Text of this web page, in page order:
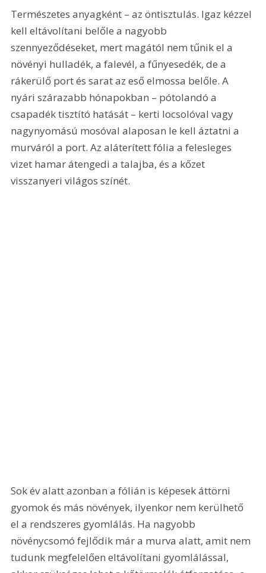
Természetes anyagként – az öntisztulás. Igaz kézzel
kell eltávolítani belőle a nagyobb
szennyeződéseket, mert magától nem tűnik el a
növényi hulladék, a falevél, a fűnyesedék, de a
rákerülő port és sarat az eső elmossa belőle. A
nyári szárazabb hónapokban – pótolandó a
csapadék tisztító hatását – kerti locsolóval vagy
nagynyomású mosóval alaposan le kell áztatni a
murváról a port. Az aláterített fólia a felesleges
vizet hamar átengedi a talajba, és a kőzet
visszanyeri világos színét.
Sok év alatt azonban a fólián is képesek áttörni
gyomok és más növények, ilyenkor nem kerülhető
el a rendszeres gyomlálás. Ha nagyobb
növénycsomó fejlődik már a murva alatt, amit nem
tudunk megfelelően eltávolítani gyomlálással,